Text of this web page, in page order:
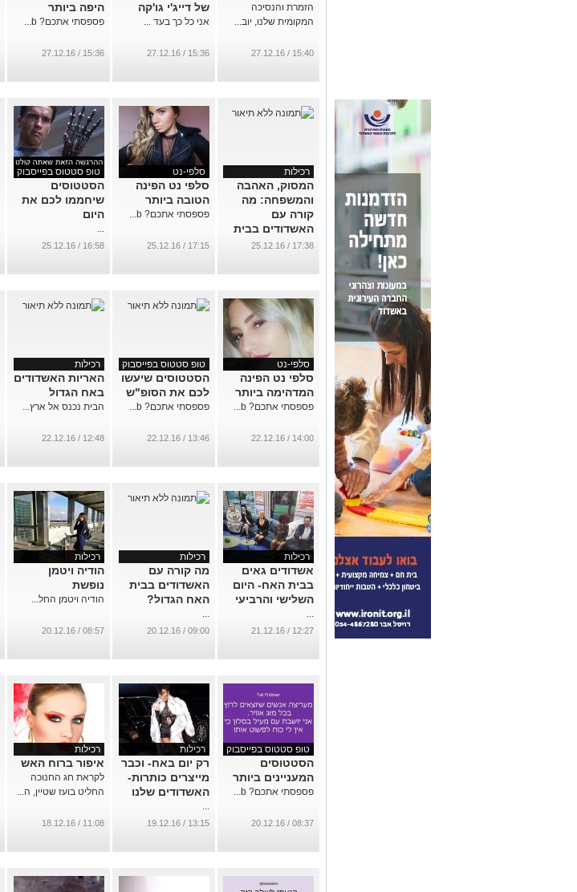
הזמרת והנסיכה
המקומית שלנו, יוב...
15:40 / 27.12.16
של דייג'י גו'קה
אני כל כך בעד ...
15:36 / 27.12.16
היפה ביותר
פספסתי אתכם? b...
15:36 / 27.12.16
רכילות
המסוק, האהבה
והמשפחה: מה
קורה עם
האשדודים בבית
האח?
17:38 / 25.12.16
סלפי-נט
סלפי נט הפינה
הטובה ביותר
פספסתי אתכם? b...
17:15 / 25.12.16
טופ סטטוס בפייסבוק
הסטטוסים
שיחממו לכם את
היום
...
16:58 / 25.12.16
סלפי-נט
סלפי נט הפינה
המדהימה ביותר
פספסתי אתכם? b...
14:00 / 22.12.16
טופ סטטוס בפייסבוק
הסטטוסים שיעשו
לכם את הסופ"ש
פספסתי אתכם? b...
13:46 / 22.12.16
רכילות
האריות האשדודים
באח הגדול
הבית נכנס אל ארץ...
12:48 / 22.12.16
רכילות
אשדודים גאים
בבית האח- היום
השלישי והרביעי
...
12:27 / 21.12.16
רכילות
מה קורה עם
האשדודים בבית
האח הגדול?
...
09:00 / 20.12.16
רכילות
הודיה ויטמן
נופשת
הודיה ויטמן החל...
08:57 / 20.12.16
טופ סטטוס בפייסבוק
הסטטוסים
המעניינים ביותר
פספסתי אתכם? b...
08:37 / 20.12.16
רכילות
רק יום באח- וכבר
מייצרים כותרות-
האשדודים שלנו
...
13:15 / 19.12.16
רכילות
איפור ברוח האש
לקראת חג החנוכה
החליט בועז שטיין, ה...
11:08 / 18.12.16